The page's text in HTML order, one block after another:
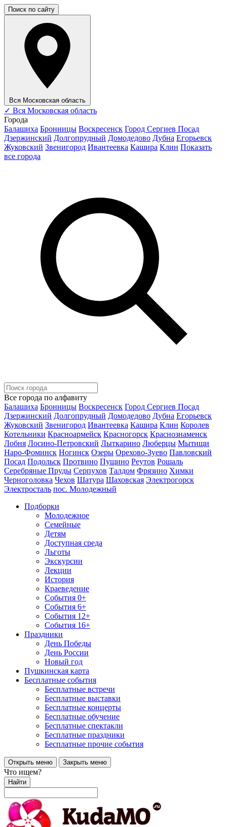
Поиск по сайту
Вся Московская область
✓ Вся Московская область
Города
Балашиха Бронницы Воскресенск Город Сергиев Посад
Дзержинский Долгопрудный Домодедово Дубна Егорьевск
Жуковский Звенигород Ивантеевка Кашира Клин Показать
все города
Все города по алфавиту
Балашиха Бронницы Воскресенск Город Сергиев Посад
Дзержинский Долгопрудный Домодедово Дубна Егорьевск
Жуковский Звенигород Ивантеевка Кашира Клин Королев
Котельники Красноармейск Красногорск Краснознаменск
Лобня Лосино-Петровский Лыткарино Люберцы Мытищи
Наро-Фоминск Ногинск Озеры Орехово-Зуево Павловский
Посад Подольск Протвино Пущино Реутов Рошаль
Серебряные Пруды Серпухов Талдом Фрязино Химки
Черноголовка Чехов Шатура Шаховская Электрогорск
Электросталь пос. Молодежный
Подборки
Молодежное
Семейные
Детям
Доступная среда
Льготы
Экскурсии
Лекции
История
Краеведение
События 0+
События 6+
События 12+
События 16+
Праздники
День Победы
День России
Новый год
Пушкинская карта
Бесплатные события
Бесплатные встречи
Бесплатные выставки
Бесплатные концерты
Бесплатные обучение
Бесплатные спектакли
Бесплатные праздники
Бесплатные прочие события
Открыть меню Закрыть меню
Что ищем?
Найти